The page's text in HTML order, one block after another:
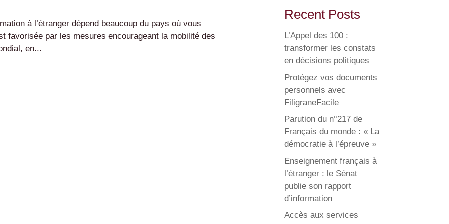
à l’étranger dépend beaucoup du pays où vous
favorisée par les mesures encourageant la mobilité des
en...
Recent Posts
L’Appel des 100 :
transformer les constats
en décisions politiques
Protégez vos documents
personnels avec
FiligraneFacile
Parution du n°217 de
Français du monde : « La
démocratie à l’épreuve »
Enseignement français à
l’étranger : le Sénat
publie son rapport
d’information
Accès aux services